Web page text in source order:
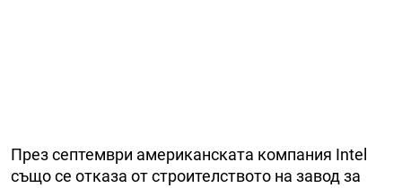
През септември американската компания Intel
също се отказа от строителството на завод за